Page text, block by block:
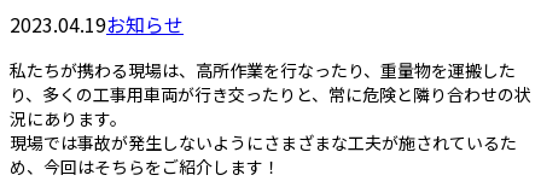
2023.04.19お知らせ
私たちが携わる現場は、高所作業を行なったり、重量物を運搬した
り、多くの工事用車両が行き交ったりと、常に危険と隣り合わせの状
況にあります。
現場では事故が発生しないようにさまざまな工夫が施されているた
め、今回はそちらをご紹介します！